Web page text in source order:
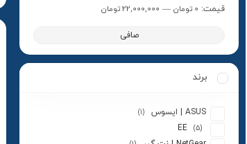
صافی
قيمت: 0 تومان — 22,000,000 تومان
برند
ASUS | ایسوس (1)
EE (5)